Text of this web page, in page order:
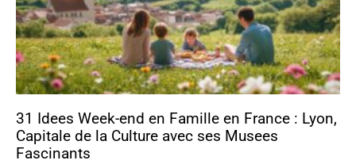
31 Idees Week-end en Famille en France : Lyon,
Capitale de la Culture avec ses Musees
Fascinants